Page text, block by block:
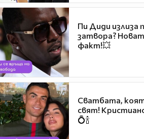
Пи Диди излиза
затвора?
факт!💥
Сватбата,
свят!
💍🍾